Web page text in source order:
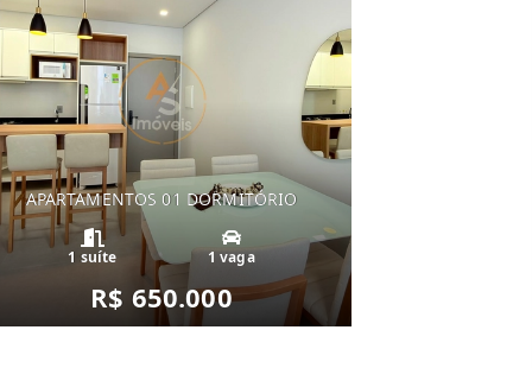
APARTAMENTOS 01 DORMITÓRIO
1 suíte 1 vaga
R$ 650.000